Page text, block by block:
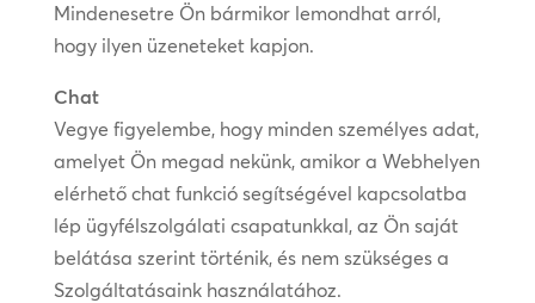
Mindenesetre Ön bármikor lemondhat arról,
hogy ilyen üzeneteket kapjon.
Chat
Vegye figyelembe, hogy minden személyes adat,
amelyet Ön megad nekünk, amikor a Webhelyen
elérhető chat funkció segítségével kapcsolatba
lép ügyfélszolgálati csapatunkkal, az Ön saját
belátása szerint történik, és nem szükséges a
Szolgáltatásaink használatához.